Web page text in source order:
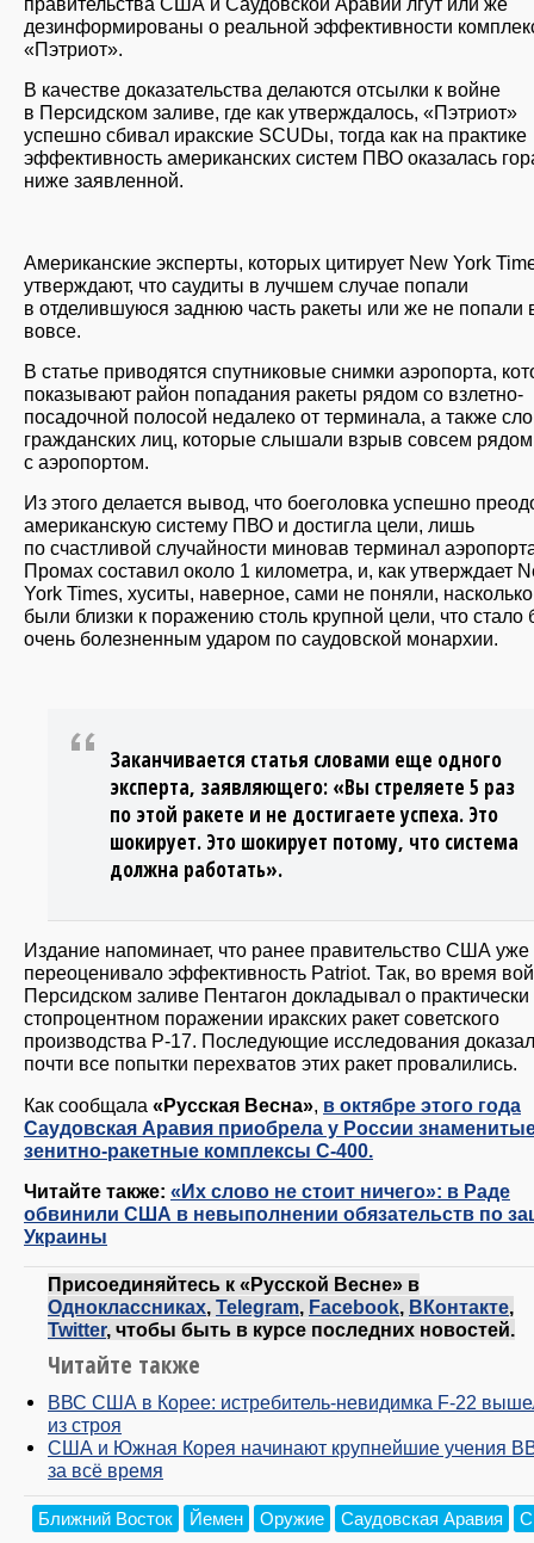
дезинформированы о реальной эффективности
«Пэтриот».
В качестве доказательства делаются отсылки к войне
в Персидском заливе, где как утверждалось, «Пэтриот»
успешно сбивал иракские SCUDы, тогда как на практике
эффективность американских систем ПВО оказалась
ниже заявленной.
Американские эксперты, которых цитирует New York
утверждают, что саудиты в лучшем случае попали
в отделившуюся заднюю часть ракеты или же не попали
вовсе.
В статье приводятся спутниковые снимки аэропорта,
показывают район попадания ракеты рядом со взлетно-
посадочной полосой недалеко от терминала, а также
гражданских лиц, которые слышали взрыв совсем рядом
с аэропортом.
Из этого делается вывод, что боеголовка успешно
американскую систему ПВО и достигла цели, лишь
по счастливой случайности миновав терминал
Промах составил около 1 километра, и, как утверждает
York Times, хуситы, наверное, сами не поняли,
были близки к поражению столь крупной цели, что стало
очень болезненным ударом по саудовской монархии.
Заканчивается статья словами еще одного
эксперта, заявляющего: «Вы стреляете 5 раз
по этой ракете и не достигаете успеха. Это
шокирует. Это шокирует потому, что система
должна работать».
Издание напоминает, что ранее правительство США уже
переоценивало эффективность Patriot. Так, во время
Персидском заливе Пентагон докладывал о практически
стопроцентном поражении иракских ракет советского
производства Р-17. Последующие исследования
почти все попытки перехватов этих ракет провалились.
Как сообщала «Русская Весна» в октябре этого года
Саудовская Аравия приобрела у России
зенитно-ракетные комплексы С-400​.
Читайте также: «Их слово не стоит ничего»: в Раде
обвинили США в невыполнении обязательств по
Украины
Присоединяйтесь к «Русской Весне» в
Одноклассниках, Telegram, Facebook, ВКонтакте,
Twitter, чтобы быть в курсе последних новостей.
Читайте также
ВВС США в Корее: истребитель-невидимка F-22
из строя
США и Южная Корея начинают крупнейшие учения
за всё время
Ближний Восток Йемен Оружие Саудовская Аравия